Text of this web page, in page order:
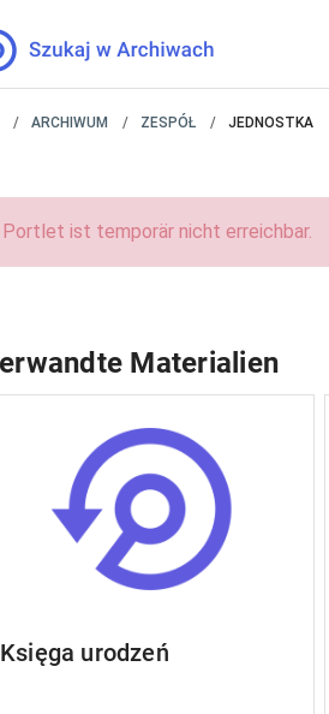
ARCHIWUM ZESPÓŁ JEDNOSTKA
Portlet ist temporär nicht erreichbar.
Materialien
Księga urodzeń